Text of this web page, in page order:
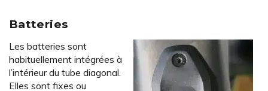
Batteries
Les batteries sont
habituellement intégrées à
l’intérieur du tube diagonal.
Elles sont fixes ou